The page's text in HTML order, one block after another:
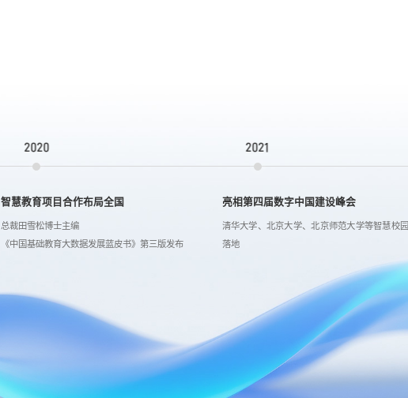
2020
智慧教育项目合作布局全国
总裁田雪松博士主编
《中国基础教育大数据发展蓝皮书》第三版发布
2021
亮相第四届数字中国建设峰会
清华大学、北京大学、北京师范大学等智慧校园
落地